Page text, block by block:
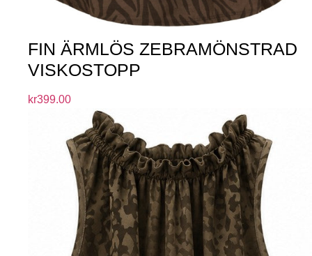
FIN ÄRMLÖS ZEBRAMÖNSTRAD
VISKOSTOPP
kr399.00